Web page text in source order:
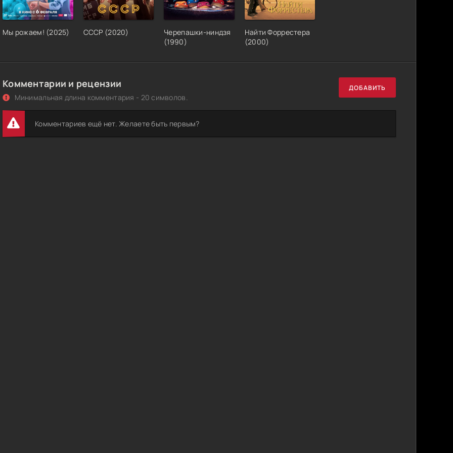
Мы рожаем! (2025) СССР (2020)
Черепашки-ниндзя
(1990)
Найти Форрестера
(2000)
Комментарии и рецензии
Минимальная длина комментария - 20 символов.
ДОБАВИТЬ
Комментариев ещё нет. Желаете быть первым?